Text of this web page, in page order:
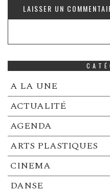
A LA UNE
ACTUALITÉ
AGENDA
ARTS PLASTIQUES
CINEMA
DANSE